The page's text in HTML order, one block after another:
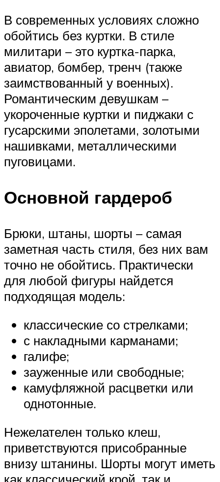
В современных условиях сложно
обойтись без куртки. В стиле
милитари – это куртка-парка,
авиатор, бомбер, тренч (также
заимствованный у военных).
Романтическим девушкам –
укороченные куртки и пиджаки с
гусарскими эполетами, золотыми
нашивками, металлическими
пуговицами.
Основной гардероб
Брюки, штаны, шорты – самая
заметная часть стиля, без них вам
точно не обойтись. Практически
для любой фигуры найдется
подходящая модель:
классические со стрелками;
с накладными карманами;
галифе;
зауженные или свободные;
камуфляжной расцветки или
однотонные.
Нежелателен только клеш,
приветствуются присобранные
внизу штанины. Шорты могут иметь
как классический крой, так и